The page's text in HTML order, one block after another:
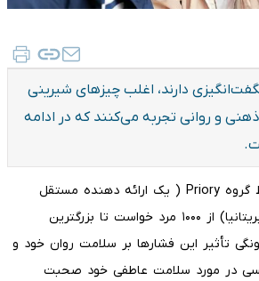
دارند، اغلب چیزهای شیرینی
ذهنی و روانی تجربه می‌کنند که در ادامه
یک نظرسنجی اخیر توسط گروه Priory ( یک ارائه دهنده مستقل
خدمات درمانی روان در بریتانیا) از ۱۰۰۰ مرد خواست تا بزرگترین
تأثیر این فشارها بر سلامت روان خود و
کسی در مورد سلامت عاطفی خود صحبت